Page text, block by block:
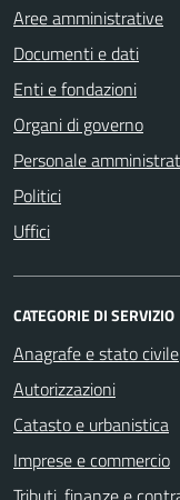
Aree amministrative
Documenti e dati
Enti e fondazioni
Organi di governo
Personale
Politici
Uffici
CATEGORIE DI SERVIZIO
Anagrafe e stato civile
Autorizzazioni
Catasto e urbanistica
Imprese e commercio